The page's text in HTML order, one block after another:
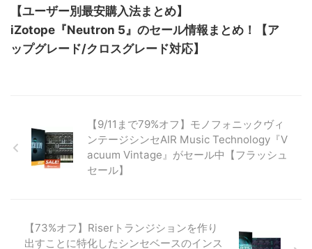
【ユーザー別最安購入法まとめ】
iZotope『Neutron 5』のセール情報まとめ！【ア
ップグレード/クロスグレード対応】
【9/11まで79%オフ】モノフォニックヴィ
ンテージシンセAIR Music Technology『V
acuum Vintage』がセール中【フラッシュ
セール】
【73%オフ】Riserトランジションを作り
出すことに特化したシンセベースのインス